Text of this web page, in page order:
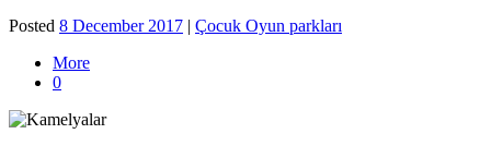
Posted 8 December 2017
Çocuk Oyun parkları
More
0